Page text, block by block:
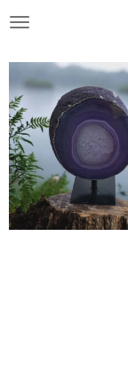
Ga
naar
hoofdinhoud